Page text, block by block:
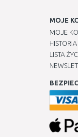
MOJE
MOJE
LISTA